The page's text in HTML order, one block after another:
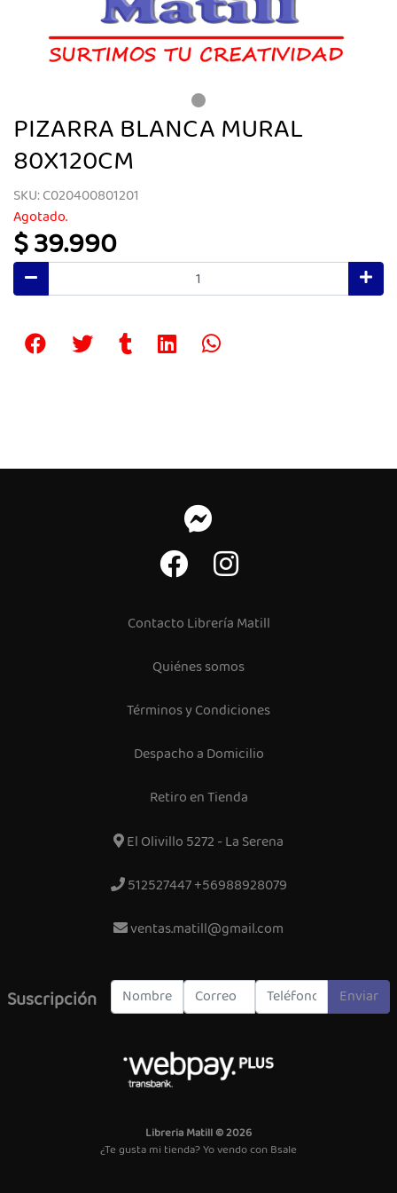
PIZARRA BLANCA MURAL
80X120CM
SKU: C020400801201
Agotado.
$ 39.990
Contacto Librería Matill
Quiénes somos
Términos y Condiciones
Despacho a Domicilio
Retiro en Tienda
El Olivillo 5272 - La Serena
512527447 +56988928079
ventas.matill@gmail.com
Suscripción Enviar
Libreria Matill © 2026
¿Te gusta mi tienda? Yo vendo con Bsale